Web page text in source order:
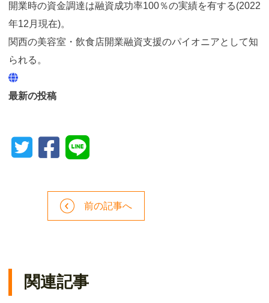
開業時の資金調達は融資成功率100％の実績を有する(2022
年12月現在)。
関西の美容室・飲食店開業融資支援のパイオニアとして知
られる。
最新の投稿
前の記事へ
関連記事